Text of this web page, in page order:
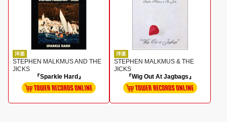
洋楽
STEPHEN MALKMUS AND THE
JICKS
『Sparkle Hard』
洋楽
STEPHEN MALKMUS & THE
JICKS
『Wig Out At Jagbags』